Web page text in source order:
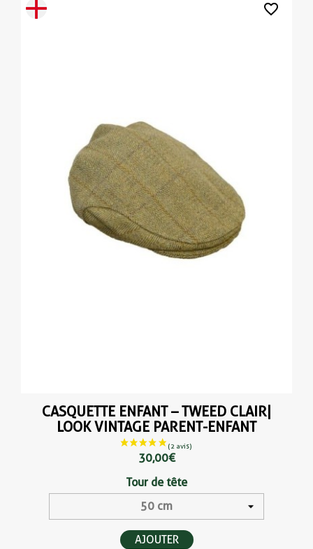
CASQUETTE ENFANT – TWEED CLAIR|
LOOK VINTAGE PARENT-ENFANT
30,00 €
Tour de tête
AJOUTER
favorite_border